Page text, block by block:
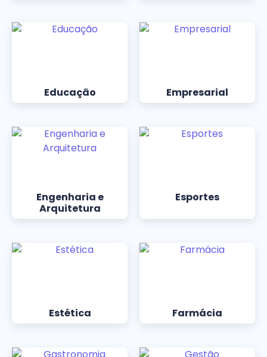
Educação Empresarial
Engenharia e
Arquitetura
Esportes
Estética Farmácia